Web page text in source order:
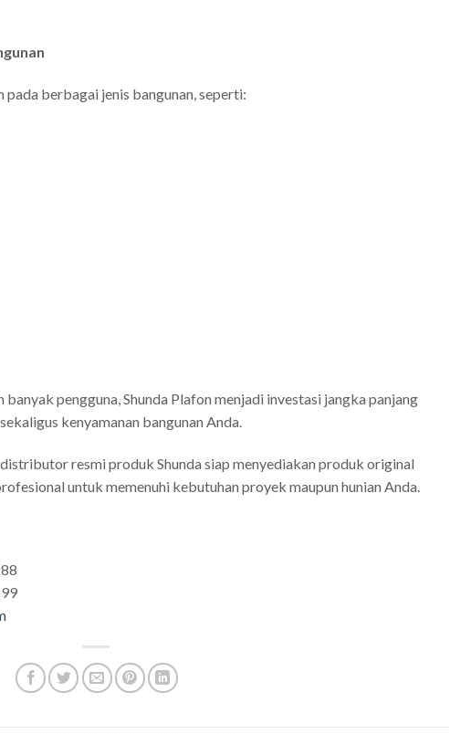
berbagai jenis bangunan, seperti:
pengguna, Shunda Plafon menjadi investasi jangka panjang
kenyamanan bangunan Anda.
resmi produk Shunda siap menyediakan produk original
untuk memenuhi kebutuhan proyek maupun hunian Anda.